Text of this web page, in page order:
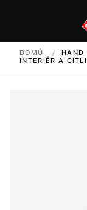
DOMŮ /
HAND
INTERIÉR A